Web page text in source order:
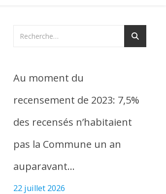
Au moment du
recensement de 2023: 7,5%
des recensés n’habitaient
pas la Commune un an
auparavant…
22 juillet 2026